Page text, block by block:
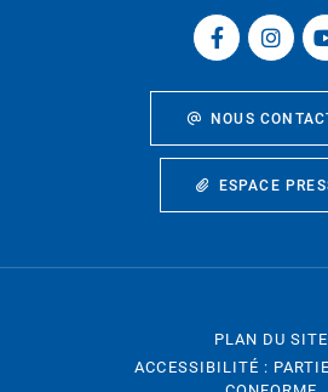
NOUS
ESPACE
PLAN DU SITE
ACCESSIBILITÉ :